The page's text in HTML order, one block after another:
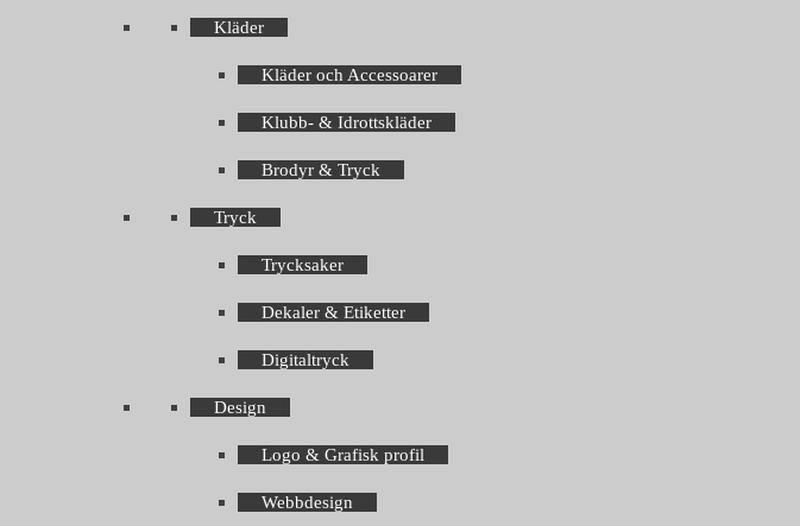
Kläder
Kläder och Accessoarer
Klubb- & Idrottskläder
Brodyr & Tryck
Tryck
Trycksaker
Dekaler & Etiketter
Digitaltryck
Design
Logo & Grafisk profil
Webbdesign